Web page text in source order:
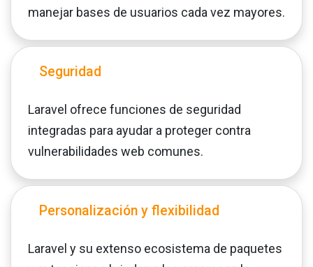
manejar bases de usuarios cada vez mayores.
Seguridad
Laravel ofrece funciones de seguridad
integradas para ayudar a proteger contra
vulnerabilidades web comunes.
Personalización y flexibilidad
Laravel y su extenso ecosistema de paquetes